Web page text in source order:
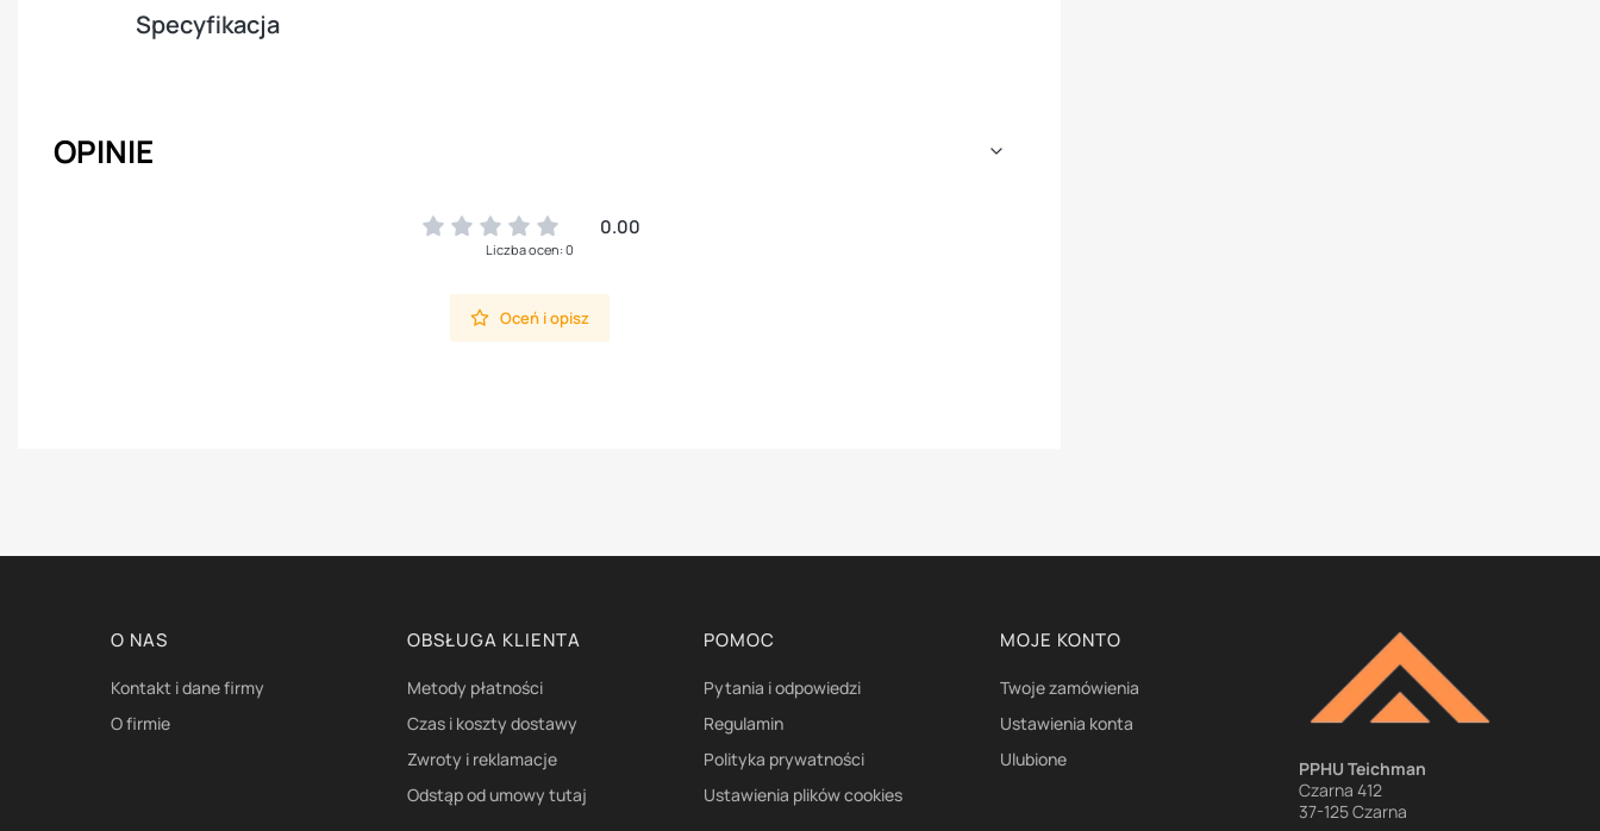
Specyfikacja
OPINIE
0.00
Liczba ocen: 0
Oceń i opisz
Linki w stopce
O NAS
Kontakt i dane firmy
O firmie
OBSŁUGA KLIENTA
Metody płatności
Czas i koszty dostawy
Zwroty i reklamacje
Odstąp od umowy tutaj
POMOC
Pytania i odpowiedzi
Regulamin
Polityka prywatności
Ustawienia plików cookies
MOJE KONTO
Twoje zamówienia
Ustawienia konta
Ulubione
PPHU Teichman
Czarna 412
37-125 Czarna